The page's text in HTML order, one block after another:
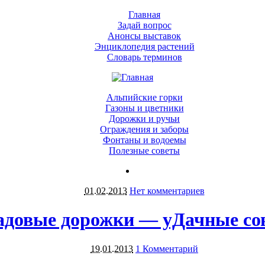
Главная
Задай вопрос
Анонсы выставок
Энциклопедия растений
Словарь терминов
Альпийские горки
Газоны и цветники
Дорожки и ручьи
Ограждения и заборы
Фонтаны и водоемы
Полезные советы
01.02.2013 Нет комментариев
дорожки — уДачные
19.01.2013 1 Комментарий